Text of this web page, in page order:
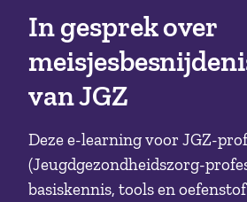
In gesprek over
van JGZ
Deze e-learning voor JGZ-
(Jeugdgezondheidszorg-
basiskennis, tools en